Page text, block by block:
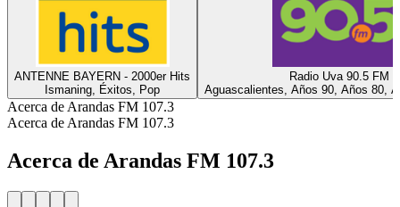
ANTENNE BAYERN - 2000er Hits
Ismaning, Éxitos, Pop
Radio Uva 90.5 FM
Aguascalientes, Años 90, Años 80,
Acerca de Arandas FM 107.3
Acerca de Arandas FM 107.3
Acerca de Arandas FM 107.3